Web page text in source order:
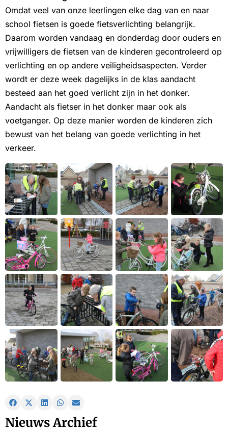
Omdat veel van onze leerlingen elke dag van en naar
school fietsen is goede fietsverlichting belangrijk.
Daarom worden vandaag en donderdag door ouders en
vrijwilligers de fietsen van de kinderen gecontroleerd op
verlichting en op andere veiligheidsaspecten. Verder
wordt er deze week dagelijks in de klas aandacht
besteed aan het goed verlicht zijn in het donker.
Aandacht als fietser in het donker maar ook als
voetganger. Op deze manier worden de kinderen zich
bewust van het belang van goede verlichting in het
verkeer.
Nieuws Archief